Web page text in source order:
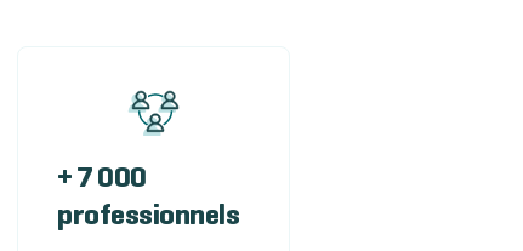
+ 7 000
professionnels